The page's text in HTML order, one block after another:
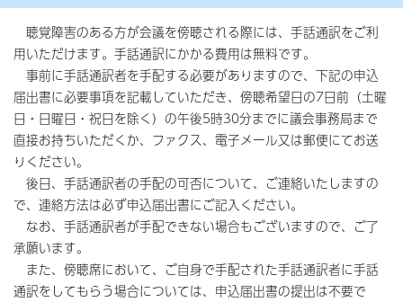
聴覚障害のある方が会議を傍聴される際には、手話通訳をご利
用いただけます。手話通訳にかかる費用は無料です。
事前に手話通訳者を手配する必要がありますので、下記の申込
届出書に必要事項を記載していただき、傍聴希望日の7日前（土曜
日・日曜日・祝日を除く）の午後5時30分までに議会事務局まで
直接お持ちいただくか、ファクス、電子メール又は郵便にてお送
りください。
後日、手話通訳者の手配の可否について、ご連絡いたしますの
で、連絡方法は必ず申込届出書にご記入ください。
なお、手話通訳者が手配できない場合もございますので、ご了
承願います。
また、傍聴席において、ご自身で手配された手話通訳者に手話
通訳をしてもらう場合については、申込届出書の提出は不要で